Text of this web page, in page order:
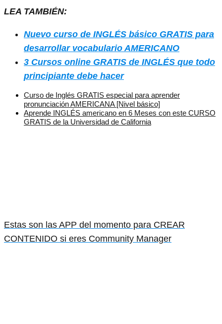
LEA TAMBIÉN:
Nuevo curso de INGLÉS básico GRATIS para
desarrollar vocabulario AMERICANO
3 Cursos online GRATIS de INGLÉS que todo
principiante debe hacer
Curso de Inglés GRATIS especial para aprender
pronunciación AMERICANA [Nivel básico]
Aprende INGLÉS americano en 6 Meses con este CURSO
GRATIS de la Universidad de California
Estas son las APP del momento para CREAR
CONTENIDO si eres Community Manager